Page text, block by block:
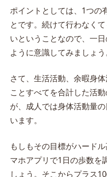
ポイントとしては、1つの
とです。続けて行わなく
いということなので、一
ように意識してみましょう
さて、生活活動、余暇身
ことすべてを合計した活
が、成人では身体活動量
います。
もしもその目標がハード
マホアプリで1日の歩数を
しょう。そこからプラス